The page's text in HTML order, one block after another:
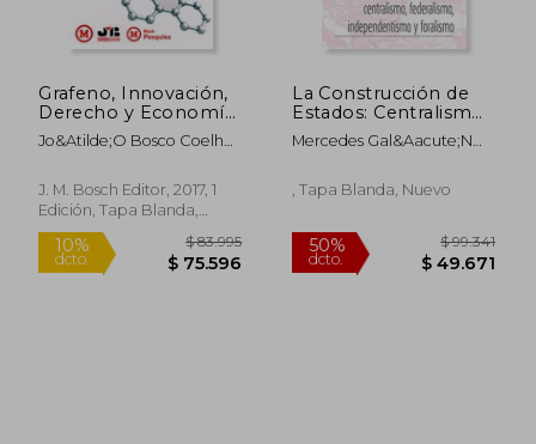
50%
dcto.
$ 207.430
$ 103.715
50%
dcto.
$
Grafeno, Innovación,
Derecho y Economía:
(Estudios en
Homenaje al Profesor
Represa)
Jo&Atilde;O Bosco Coelho
J. M. Bosch Editor, 2017, 1
Edición, Tapa Blanda,
Nuevo
La Construcción de
Estados: Centralismo,
Federalismo,
Independentismo y
Mercedes Gal&Aacute;N
, Tapa Blanda, Nuevo